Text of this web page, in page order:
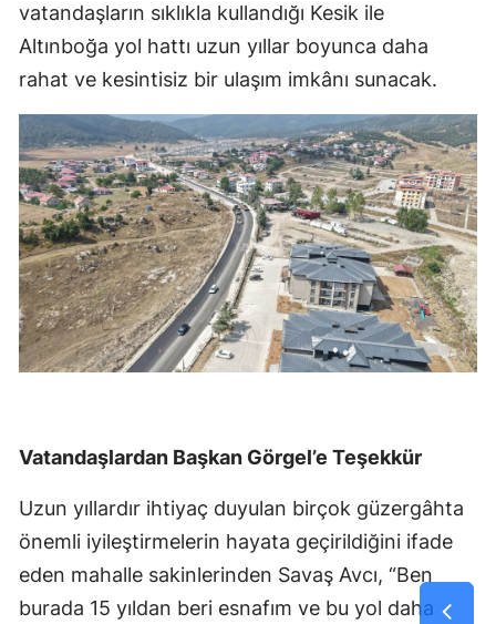
vatandaşların sıklıkla kullandığı Kesik ile
Altınboğa yol hattı uzun yıllar boyunca daha
rahat ve kesintisiz bir ulaşım imkânı sunacak.
Vatandaşlardan Başkan Görgel’e Teşekkür
Uzun yıllardır ihtiyaç duyulan birçok güzergâhta
önemli iyileştirmelerin hayata geçirildiğini ifade
eden mahalle sakinlerinden Savaş Avcı, “Ben
burada 15 yıldan beri esnafım ve bu yol daha